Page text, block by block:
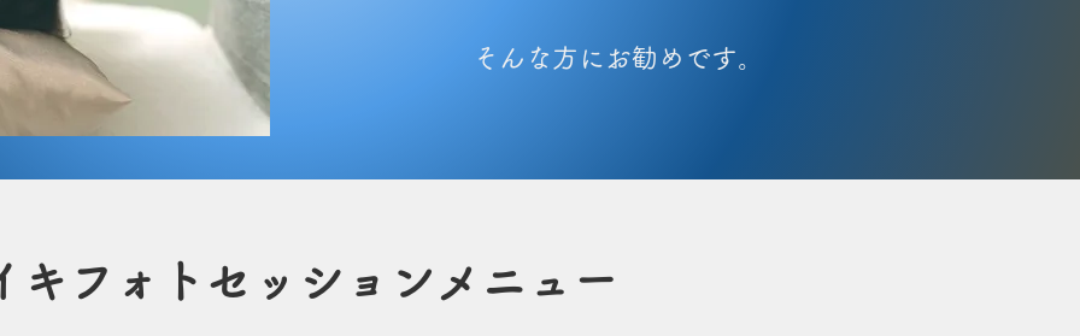
そんな方にお勧めです。
キフォトセッションメニュー